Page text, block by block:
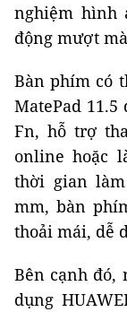
nghiệm hình
động mượt
Bàn phím có
MatePad
Fn, hỗ trợ
online hoặc
thời gian
mm, bàn
thoải mái, dễ
Bên cạnh đó,
dụng